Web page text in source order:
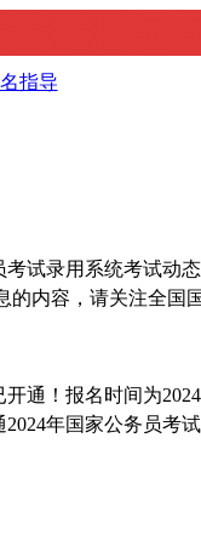
指导
录用系统考试动态
内容，请关注全国
！报名时间为2024
年国家公务员考